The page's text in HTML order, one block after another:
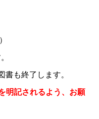
も終了します。
明記されるよう、お願